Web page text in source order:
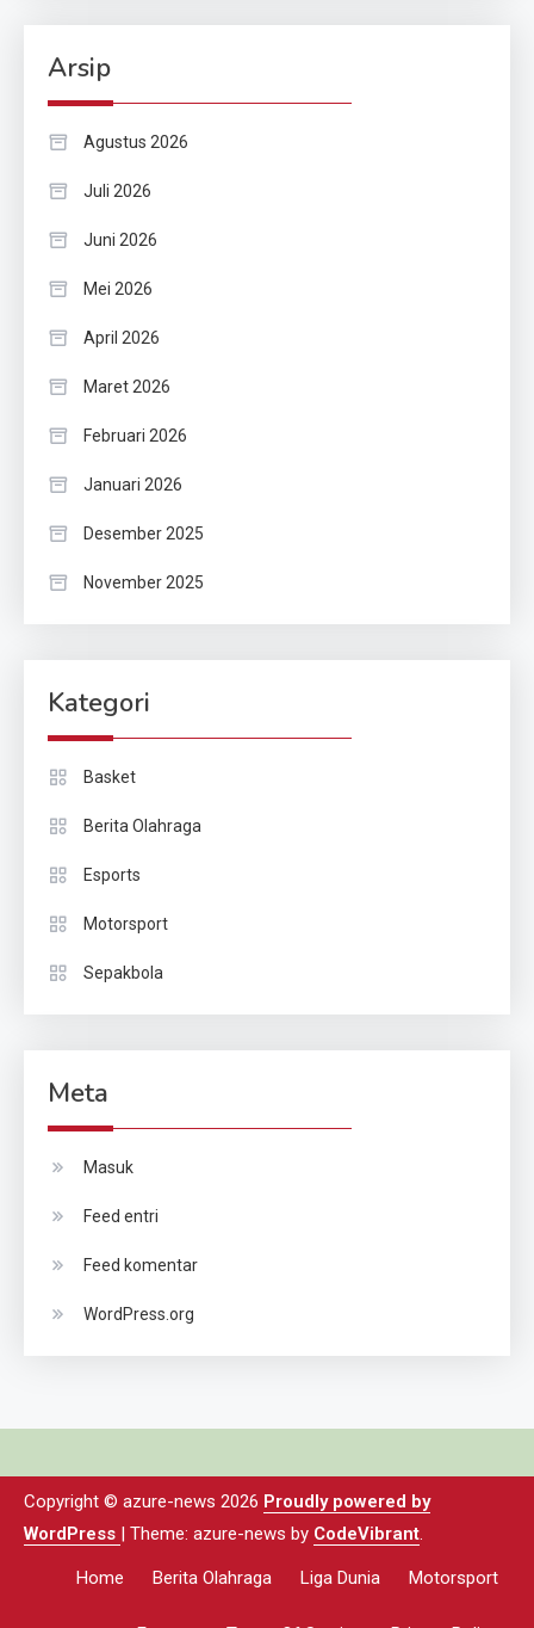
Arsip
Agustus 2026
Juli 2026
Juni 2026
Mei 2026
April 2026
Maret 2026
Februari 2026
Januari 2026
Desember 2025
November 2025
Kategori
Basket
Berita Olahraga
Esports
Motorsport
Sepakbola
Meta
Masuk
Feed entri
Feed komentar
WordPress.org
Copyright © azure-news 2026 Proudly powered by
WordPress | Theme: azure-news by CodeVibrant
Home Berita Olahraga Liga Dunia Motorsport